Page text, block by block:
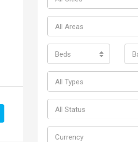
All Areas
Beds
All Types
All Status
Currency